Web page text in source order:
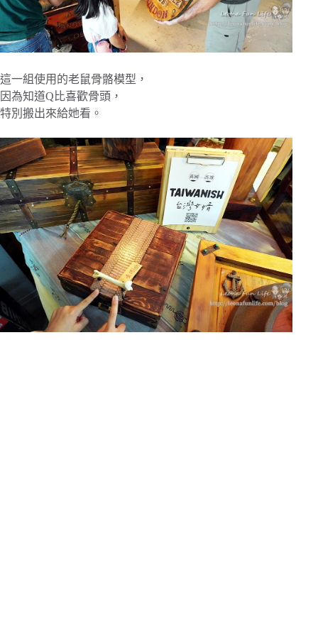
這一組使用的老鼠骨骼模型，
因為知道Q比喜歡骨頭，
特別搬出來給她看。